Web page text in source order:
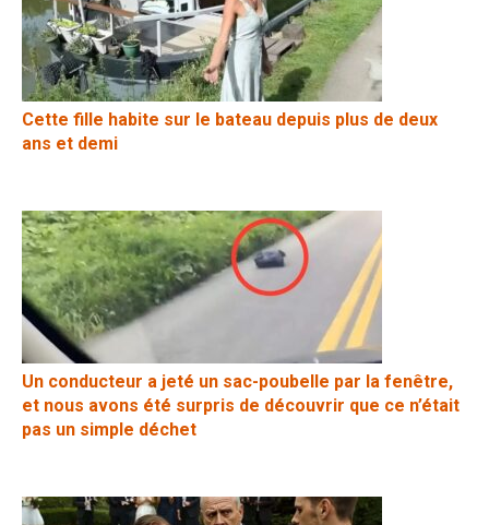
Cette fille habite sur le bateau depuis plus de deux
ans et demi
Un conducteur a jeté un sac-poubelle par la fenêtre,
et nous avons été surpris de découvrir que ce n’était
pas un simple déchet